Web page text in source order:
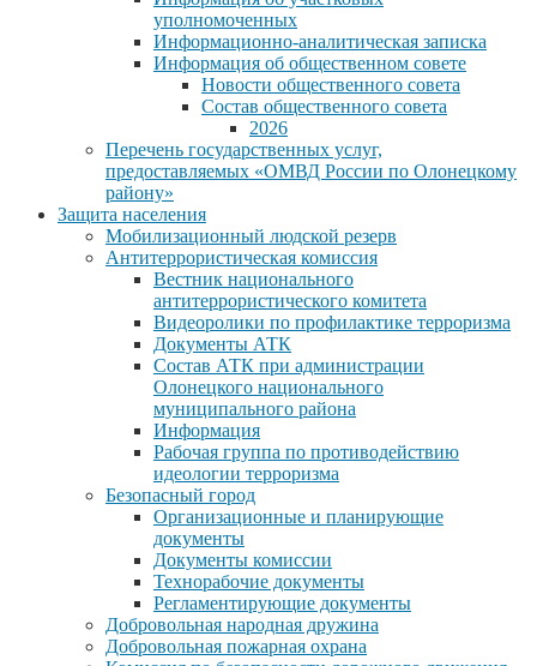
уполномоченных
Информационно-аналитическая записка
Информация об общественном совете
Новости общественного совета
Состав общественного совета
2026
Перечень государственных услуг,
предоставляемых «ОМВД России по Олонецкому
району»
Защита населения
Мобилизационный людской резерв
Антитеррористическая комиссия
Вестник национального
антитеррористического комитета
Видеоролики по профилактике терроризма
Документы АТК
Состав АТК при администрации
Олонецкого национального
муниципального района
Информация
Рабочая группа по противодействию
идеологии терроризма
Безопасный город
Организационные и планирующие
документы
Документы комиссии
Технорабочие документы
Регламентирующие документы
Добровольная народная дружина
Добровольная пожарная охрана